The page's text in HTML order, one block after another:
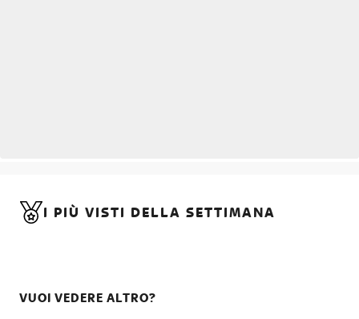
I PIÙ VISTI DELLA SETTIMANA
VUOI VEDERE ALTRO?